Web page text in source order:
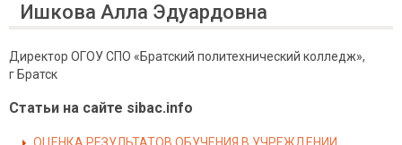
Ишкова Алла Эдуардовна
Директор ОГОУ СПО «Братский политехнический колледж»,
г Братск
Статьи на сайте sibac.info